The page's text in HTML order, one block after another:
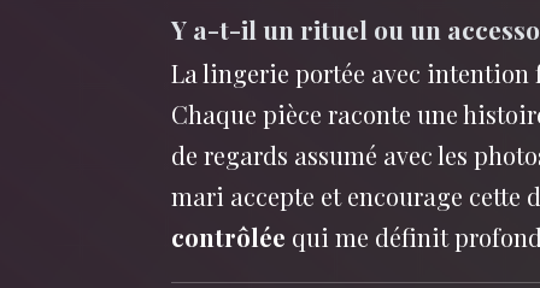
Y a-t-il un rituel ou un
La lingerie portée avec
Chaque pièce raconte une
de regards assumé avec les
mari accepte et encourage cette
contrôlée qui me définit